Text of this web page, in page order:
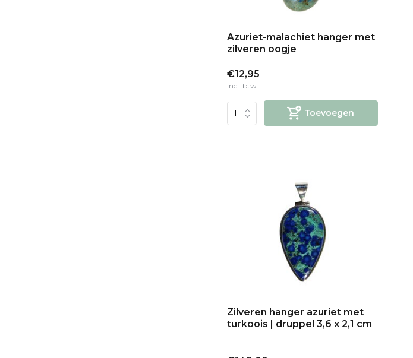
Azuriet-malachiet hanger met
zilveren oogje
€12,95
Incl. btw
Toevoegen
Zilveren hanger azuriet met
turkoois | druppel 3,6 x 2,1 cm